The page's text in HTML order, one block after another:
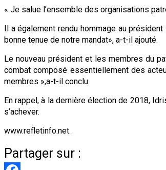
« Je salue l’ensemble des organisations
Il a également rendu hommage au
bonne tenue de notre mandat», a-t-il ajouté.
Le nouveau président et les membres du
combat composé essentiellement des
membres »,a-t-il conclu.
En rappel, à la dernière élection de 2018,
s’achever.
www.refletinfo.net.
Partager sur :